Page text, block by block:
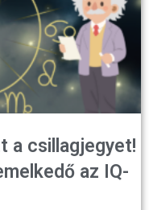
a csillagjegyet!
az IQ-